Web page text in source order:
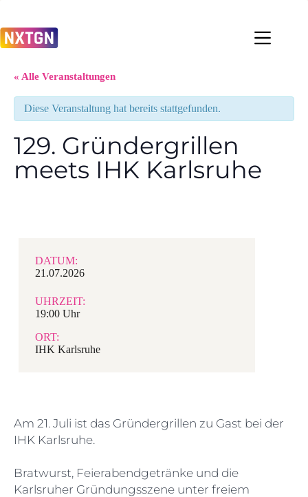
springen
« Alle Veranstaltungen
Diese Veranstaltung hat bereits stattgefunden.
129. Gründergrillen
meets IHK Karlsruhe
DATUM:
21.07.2026
UHRZEIT:
19:00 Uhr
ORT:
IHK Karlsruhe
Am 21. Juli ist das Gründergrillen zu Gast bei der
IHK Karlsruhe.
Bratwurst, Feierabendgetränke und die
Karlsruher Gründungsszene unter freiem